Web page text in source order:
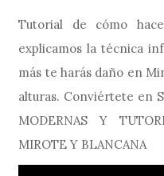
Tutorial de cómo
explicamos la técnica
más te harás daño en
alturas. Conviértete en
MODERNAS Y
MIROTE Y BLANCANA